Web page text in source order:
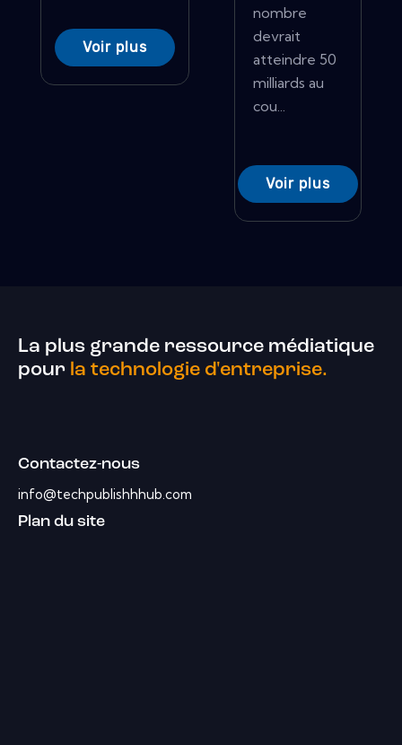
Voir plus
nombre
devrait
atteindre 50
milliards au
cou...
Voir plus
La plus grande ressource médiatique
pour la technologie d'entreprise.
Contactez-nous
info@techpublishhhub.com
Plan du site